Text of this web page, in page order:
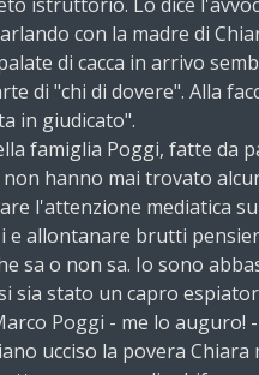
con la madre di
di cacca in arrivo
di "chi di dovere". Alla
in giudicato".
famiglia Poggi, fatte da
non hanno mai trovato
l'attenzione mediatica
e allontanare brutti
sa o non sa. Io sono
sia stato un capro
Poggi - me lo auguro!
ucciso la povera Chiara